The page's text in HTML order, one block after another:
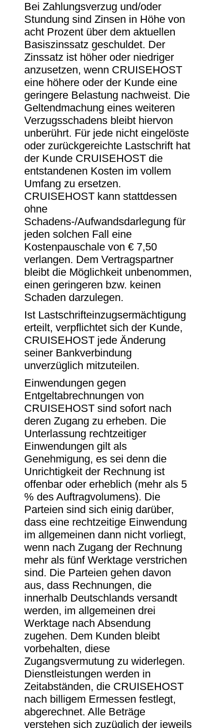
Bei Zahlungsverzug und/oder
Stundung sind Zinsen in Höhe von
acht Prozent über dem aktuellen
Basiszinssatz geschuldet. Der
Zinssatz ist höher oder niedriger
anzusetzen, wenn CRUISEHOST
eine höhere oder der Kunde eine
geringere Belastung nachweist. Die
Geltendmachung eines weiteren
Verzugsschadens bleibt hiervon
unberührt. Für jede nicht eingelöste
oder zurückgereichte Lastschrift hat
der Kunde CRUISEHOST die
entstandenen Kosten im vollem
Umfang zu ersetzen.
CRUISEHOST kann stattdessen
ohne
Schadens-/Aufwandsdarlegung für
jeden solchen Fall eine
Kostenpauschale von € 7,50
verlangen. Dem Vertragspartner
bleibt die Möglichkeit unbenommen,
einen geringeren bzw. keinen
Schaden darzulegen.
Ist Lastschrifteinzugsermächtigung
erteilt, verpflichtet sich der Kunde,
CRUISEHOST jede Änderung
seiner Bankverbindung
unverzüglich mitzuteilen.
Einwendungen gegen
Entgeltabrechnungen von
CRUISEHOST sind sofort nach
deren Zugang zu erheben. Die
Unterlassung rechtzeitiger
Einwendungen gilt als
Genehmigung, es sei denn die
Unrichtigkeit der Rechnung ist
offenbar oder erheblich (mehr als 5
% des Auftragvolumens). Die
Parteien sind sich einig darüber,
dass eine rechtzeitige Einwendung
im allgemeinen dann nicht vorliegt,
wenn nach Zugang der Rechnung
mehr als fünf Werktage verstrichen
sind. Die Parteien gehen davon
aus, dass Rechnungen, die
innerhalb Deutschlands versandt
werden, im allgemeinen drei
Werktage nach Absendung
zugehen. Dem Kunden bleibt
vorbehalten, diese
Zugangsvermutung zu widerlegen.
Dienstleistungen werden in
Zeitabständen, die CRUISEHOST
nach billigem Ermessen festlegt,
abgerechnet. Alle Beträge
verstehen sich zuzüglich der jeweils